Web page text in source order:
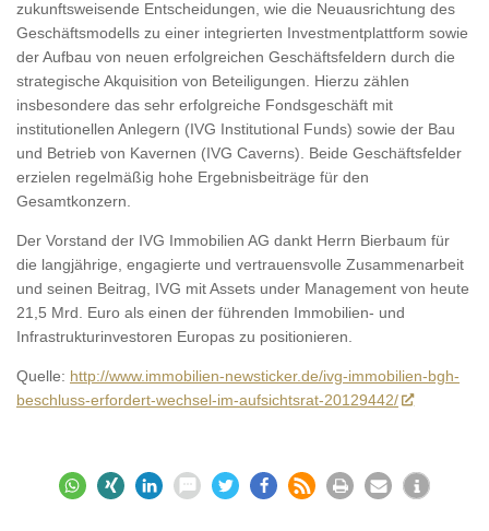
zukunftsweisende Entscheidungen, wie die Neuausrichtung des
Geschäftsmodells zu einer integrierten Investmentplattform sowie
der Aufbau von neuen erfolgreichen Geschäftsfeldern durch die
strategische Akquisition von Beteiligungen. Hierzu zählen
insbesondere das sehr erfolgreiche Fondsgeschäft mit
institutionellen Anlegern (IVG Institutional Funds) sowie der Bau
und Betrieb von Kavernen (IVG Caverns). Beide Geschäftsfelder
erzielen regelmäßig hohe Ergebnisbeiträge für den
Gesamtkonzern.
Der Vorstand der IVG Immobilien AG dankt Herrn Bierbaum für
die langjährige, engagierte und vertrauensvolle Zusammenarbeit
und seinen Beitrag, IVG mit Assets under Management von heute
21,5 Mrd. Euro als einen der führenden Immobilien- und
Infrastrukturinvestoren Europas zu positionieren.
Quelle: http://www.immobilien-newsticker.de/ivg-immobilien-bgh-
beschluss-erfordert-wechsel-im-aufsichtsrat-20129442/